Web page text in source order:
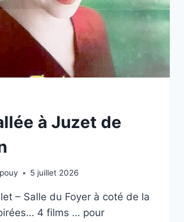
à Juzet de
5 juillet 2026
– Salle du Foyer à coté de la
4 films … pour